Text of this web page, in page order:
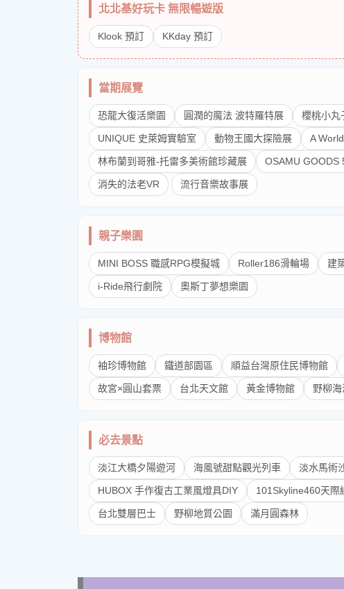
北北基好玩卡 無限暢遊版
Klook 預訂 KKday 預訂
當期展覽
恐龍大復活樂園 圓潤的魔法 波特羅特展 櫻桃小丸
UNIQUE 史萊姆實驗室 動物王國大探險展 A
林布蘭到哥雅-托雷多美術館珍藏展 OSAMU GOODS
消失的法老VR 流行音樂故事展
親子樂園
MINI BOSS 職感RPG模擬城 Roller186滑輪場 建
i-Ride飛行劇院 奧斯丁夢想樂園
博物館
袖珍博物館 鐵道部園區 順益台灣原住民博物館
故宮×圓山套票 台北天文館 黃金博物館 野柳
必去景點
淡江大橋夕陽遊河 海風號甜點觀光列車 淡水馬術
HUBOX 手作復古工業風燈具DIY 101Skyline460天際
台北雙層巴士 野柳地質公園 滿月圓森林